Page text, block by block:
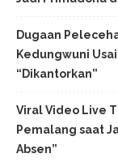
Dugaan
Kedungwuni
“Dikantorkan”
Viral Video Live
Pemalang saat
Absen”